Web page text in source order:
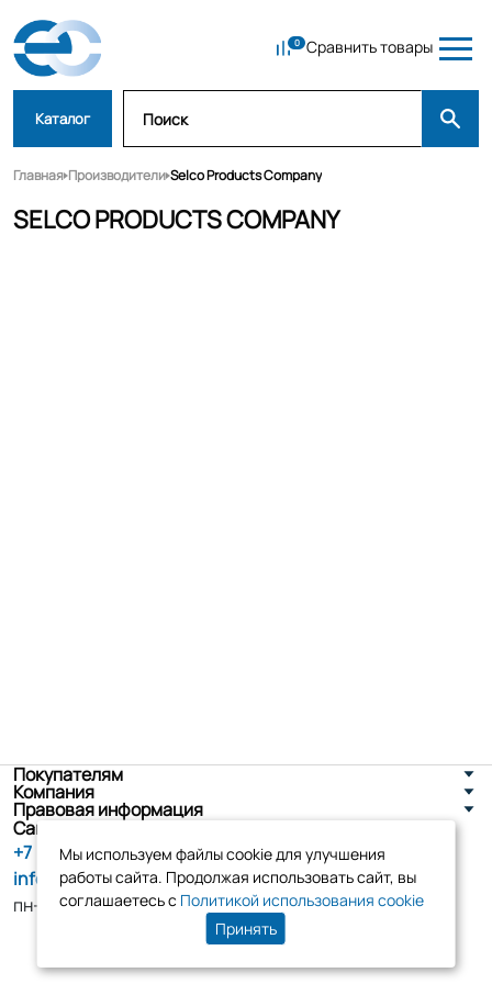
Сравнить товары
Каталог
Главная Производители Selco Products Company
SELCO PRODUCTS COMPANY
Покупателям
Компания
Правовая информация
Санкт-Петербург, ул. Новоселов д. 8
+7 (800) 555-86-90
info@tk-elko.ru
пн-пт, 10:00 - 18:00
Мы используем файлы cookie для улучшения
работы сайта. Продолжая использовать сайт, вы
соглашаетесь с Политикой использования cookie
Принять